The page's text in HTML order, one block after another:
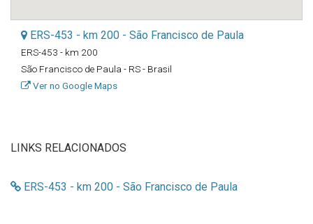
ERS-453 - km 200 - São Francisco de Paula
ERS-453 - km 200
São Francisco de Paula - RS - Brasil
Ver no Google Maps
LINKS RELACIONADOS
ERS-453 - km 200 - São Francisco de Paula